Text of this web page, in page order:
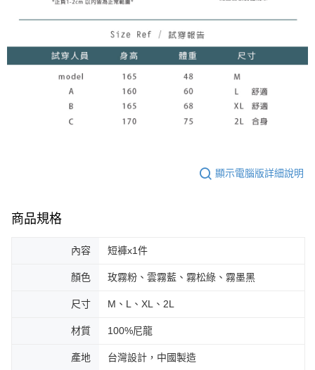
顯示電腦版詳細說明
商品規格
內容 短褲x1件
顏色 玫霧粉、雲霧藍、霧松綠、霧墨黑
尺寸 M、L、XL、2L
材質 100%尼龍
產地 台灣設計，中國製造